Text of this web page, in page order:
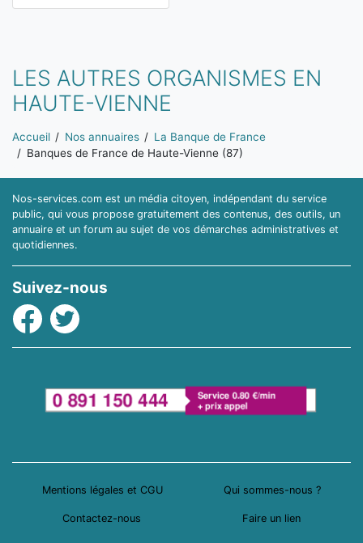
LES AUTRES ORGANISMES EN
HAUTE-VIENNE
Vous êtes ici:
Accueil Nos annuaires
La Banque de France
Banques de France de Haute-Vienne (87)
Nos-services.com est un média citoyen, indépendant du service
public, qui vous propose gratuitement des contenus, des outils, un
annuaire et un forum au sujet de vos démarches administratives et
quotidiennes.
Suivez-nous
Facebook
Twitter
Mentions légales et CGU Qui sommes-nous ?
Contactez-nous Faire un lien